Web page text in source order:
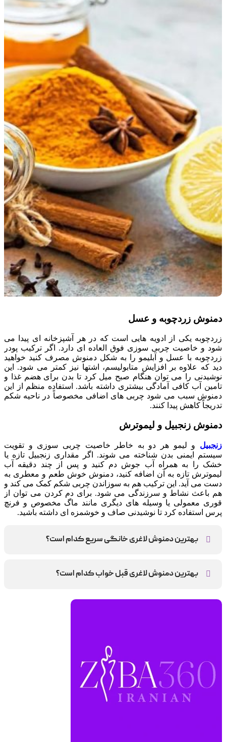
دمنوش زردچوبه و عسل
زردچوبه یکی از ادویه هایی است که در هر آشپزخانه ای پیدا می
شود و خاصیت چربی سوزی فوق العاده ای دارد. اگر ترکیب پودر
زردچوبه با عسل و آبلیمو را به شکل دمنوش مصرف کنید خواهید
دید که علاوه بر افزایش متابولیسم، اشتها نیز کمتر می شود. این
نوشیدنی را می توان هنگام صبح میل کرد تا بدن برای هضم غذا و
تامین آب کافی آمادگی بیشتری داشته باشد. استفاده منظم از این
دمنوش سبب می شود چربی های اضافی مخصوصاً در ناحیه شکم
تدریجاً کاهش پیدا کنند.
دمنوش زنجبیل و لیموترش
زنجبیل و لیمو هر دو به خاطر خاصیت چربی سوزی و تقویت
سیستم ایمنی بدن شناخته می شوند. اگر مقداری زنجبیل تازه یا
خشک را به همراه آب جوش دم کنید و پس از چند دقیقه آب
لیموترش تازه به آن اضافه کنید، دمنوش خوش طعم و معطری به
دست می آید. این ترکیب هم به سوزاندن چربی شکم کمک می کند و
هم باعث نشاط و سرزندگی می شود. برای دم کردن می توان از
قوری معمولی یا وسیله های دیگری مانند ماگ مخصوص و فرنچ
پرس استفاده کرد تا نوشیدنی صاف و خوشمزه ای داشته باشید.
بهترین دمنوش لاغری خانگی سریع کدام است؟
بهترین دمنوش لاغری قبل خواب کدام است؟